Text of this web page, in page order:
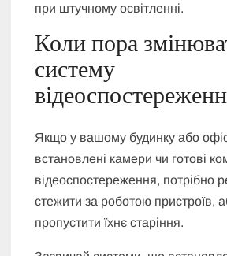
при штучному освітленні.
Коли пора
систему
Якщо у вашому будинку або
встановлені камери чи готові
відеоспостереження, потрібно
стежити за роботою пристроїв,
пропустити їхнє старіння.